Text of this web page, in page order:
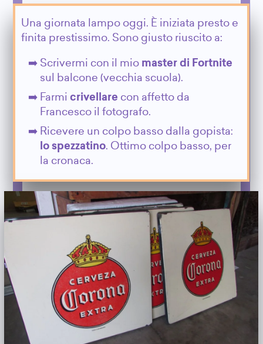
Una giornata lampo oggi. È iniziata presto e
finita prestissimo. Sono giusto riuscito a:
Scrivermi con il mio master di Fortnite
sul balcone (vecchia scuola).
Farmicrivellare con affetto da
Francesco il fotografo.
Ricevere un colpo basso dalla gopista:
lo spezzatino. Ottimo colpo basso, per
la cronaca.